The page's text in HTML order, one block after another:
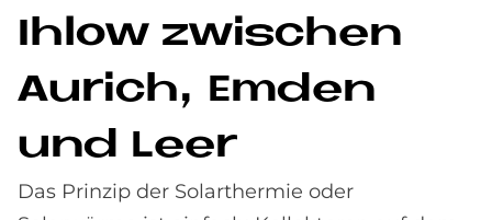
Ihlow zwi­schen
Au­rich, Em­den
und Leer
Das Prinzip der Solarthermie oder